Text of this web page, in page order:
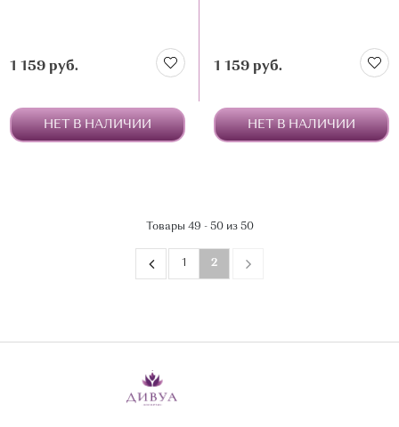
1 159 руб.
НЕТ В НАЛИЧИИ
1 159 руб.
НЕТ В НАЛИЧИИ
Товары 49 - 50 из 50
1 2